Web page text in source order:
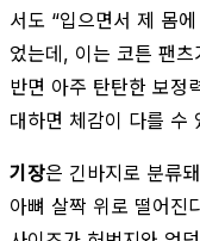
서도 “입으면서 제 몸
었는데, 이는 코튼 팬
반면 아주 탄탄한 보정
대하면 체감이 다를 수
기장은 긴바지로 분류
아뼈 살짝 위로 떨어진